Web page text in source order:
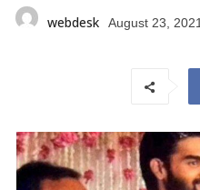
webdesk August 23,